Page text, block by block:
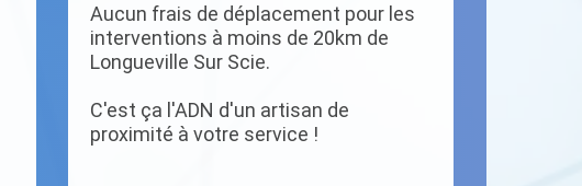
Aucun frais de déplacement pour les
interventions à moins de 20km de
Longueville Sur Scie.
C'est ça l'ADN d'un artisan de
proximité à votre service !